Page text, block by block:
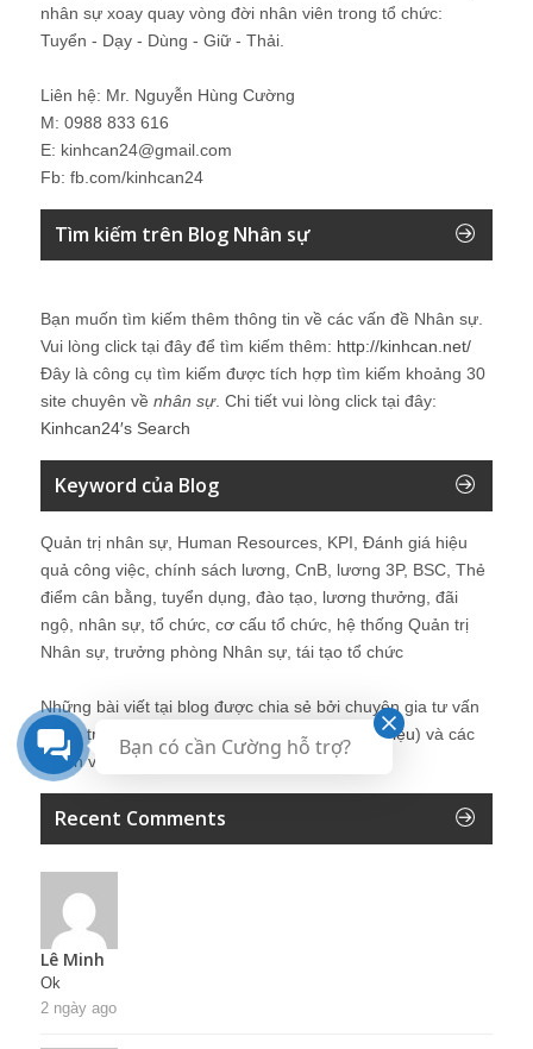
nhân sự xoay quay vòng đời nhân viên trong tổ chức:
Tuyển - Dạy - Dùng - Giữ - Thải.
Liên hệ: Mr. Nguyễn Hùng Cường
M: 0988 833 616
E: kinhcan24@gmail.com
Fb: fb.com/kinhcan24
Tìm kiếm trên Blog Nhân sự
Bạn muốn tìm kiếm thêm thông tin về các vấn đề Nhân sự
Vui lòng click tại đây để tìm kiếm thêm: http://kinhcan.net/
Đây là công cụ tìm kiếm được tích hợp tìm kiếm khoảng 30
site chuyên về nhân sự. Chi tiết vui lòng click tại đây:
Kinhcan24′s Search
Keyword của Blog
Quản trị nhân sự, Human Resources, KPI, Đánh giá hiệu
quả công việc, chính sách lương, CnB, lương 3P, BSC, Thẻ
điểm cân bằng, tuyển dụng, đào tạo, lương thưởng, đãi
ngộ, nhân sự, tổ chức, cơ cấu tổ chức, hệ thống Quản trị
Nhân sự, trưởng phòng Nhân sự, tái tạo tổ chức
Những bài viết tại blog được chia sẻ bởi chuyên gia tư vấn
Quản trị Nhân sự Nguyễn Hùng Cường (
giới thiệu) và các
thành viên khác trong cộng đồng Nhân sự.
Recent Comments
Lê Minh
Ok
2 ngày ago
Bạn có cần Cường hỗ trợ?